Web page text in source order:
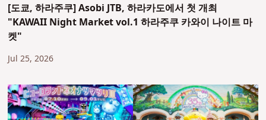
[도쿄, 하라주쿠] Asobi JTB, 하라카도에서 첫 개최
"KAWAII Night Market vol.1 하라주쿠 카와이 나이트 마
켓"
Jul 25, 2026